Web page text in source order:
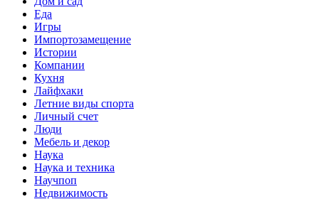
Еда
Игры
Импортозамещение
Истории
Компании
Кухня
Лайфхаки
Летние виды спорта
Личный счет
Люди
Мебель и декор
Наука
Наука и техника
Научпоп
Недвижимость